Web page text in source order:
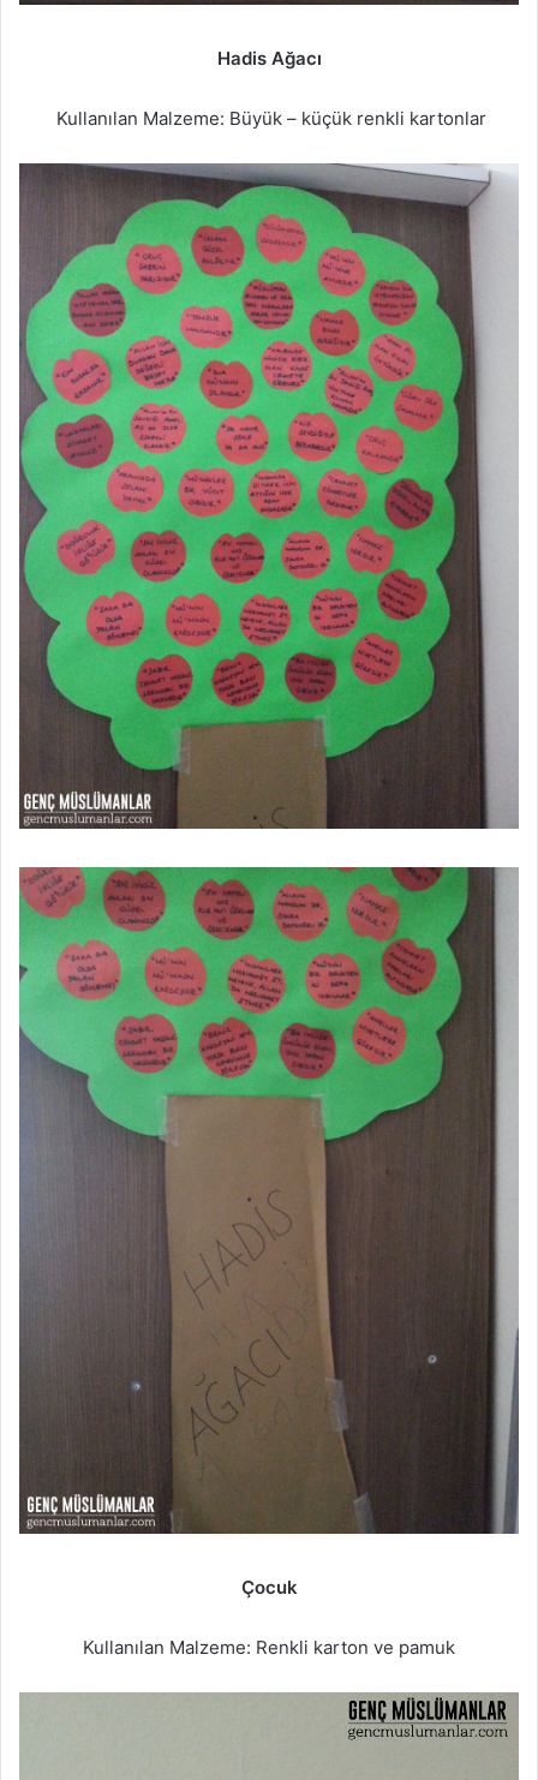
Hadis Ağacı
Kullanılan Malzeme: Büyük – küçük renkli kartonlar
Çocuk
Kullanılan Malzeme: Renkli karton ve pamuk